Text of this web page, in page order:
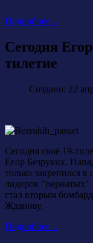
Подробнее...
Сегодня
тилетие
Создано: 22
Сегодня своё 19-
Егор Безруких.
только закрепился
лидеров
стал вторым
Жданову.
Подробнее...